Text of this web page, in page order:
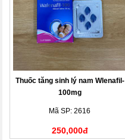
Thuốc tăng sinh lý nam Wlenafil-
100mg
Mã SP: 2616
250,000đ